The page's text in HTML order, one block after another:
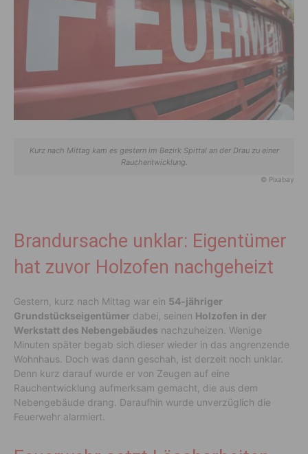
Kurz nach Mittag kam es gestern im Bezirk Spittal an der Drau zu einer
Rauchentwicklung.
© Pixabay
Brandursache unklar: Eigentümer
hat zuvor Holzofen nachgeheizt
Gestern, kurz nach Mittag war ein 54-jähriger
Grundstückseigentümer dabei, seinen Holzofen in der
Werkstatt des Nebengebäudes nachzuheizen. Wenige
Minuten später begab sich dieser wieder in das angrenzende
Wohnhaus. Doch was dann geschah, ist derzeit noch unklar.
Denn kurz darauf wurde er von Zeugen auf eine
Rauchentwicklung aufmerksam gemacht, die aus dem
Nebengebäude drang. Daraufhin wurde unverzüglich die
Feuerwehr alarmiert.